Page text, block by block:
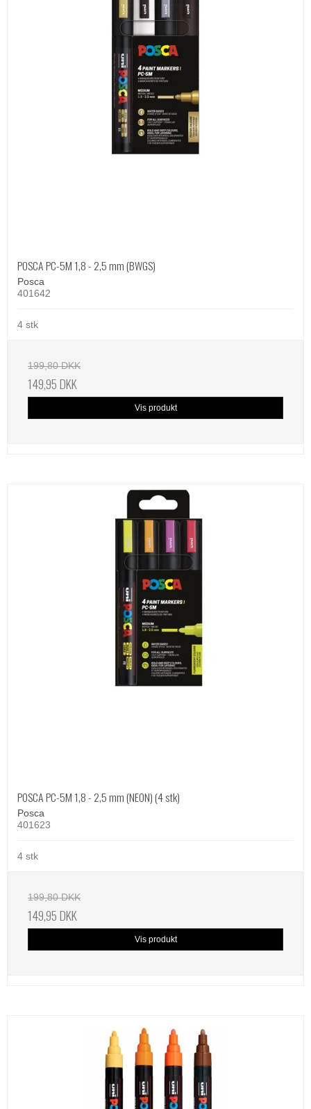
POSCA PC-5M 1,8 - 2,5 mm (BWGS)
Posca
401642
4 stk
199,80 DKK
149,95 DKK
Vis produkt
POSCA PC-5M 1,8 - 2,5 mm (NEON) (4 stk)
Posca
401623
4 stk
199,80 DKK
149,95 DKK
Vis produkt